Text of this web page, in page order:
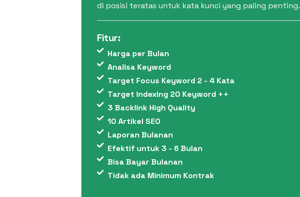
di posisi teratas untuk kata kunci yang paling penting.
Fitur:
Harga per Bulan
Analisa Keyword
Target Focus Keyword 2 - 4 Kata
Target Indexing 20 Keyword ++
3 Backlink High Quality
10 Artikel SEO
Laporan Bulanan
Efektif untuk 3 - 6 Bulan
Bisa Bayar Bulanan
Tidak ada Minimum Kontrak